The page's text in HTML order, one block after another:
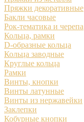
Пряжки декоративные
Бакли часовые
Рок-тематика и черепа
Кольца, рамки
D-образные кольца
Кольца заводные
Круглые кольца
Рамки
Винты, кнопки
Винты латунные
Винты из нержавейки
Заклепки
Кобурные кнопки